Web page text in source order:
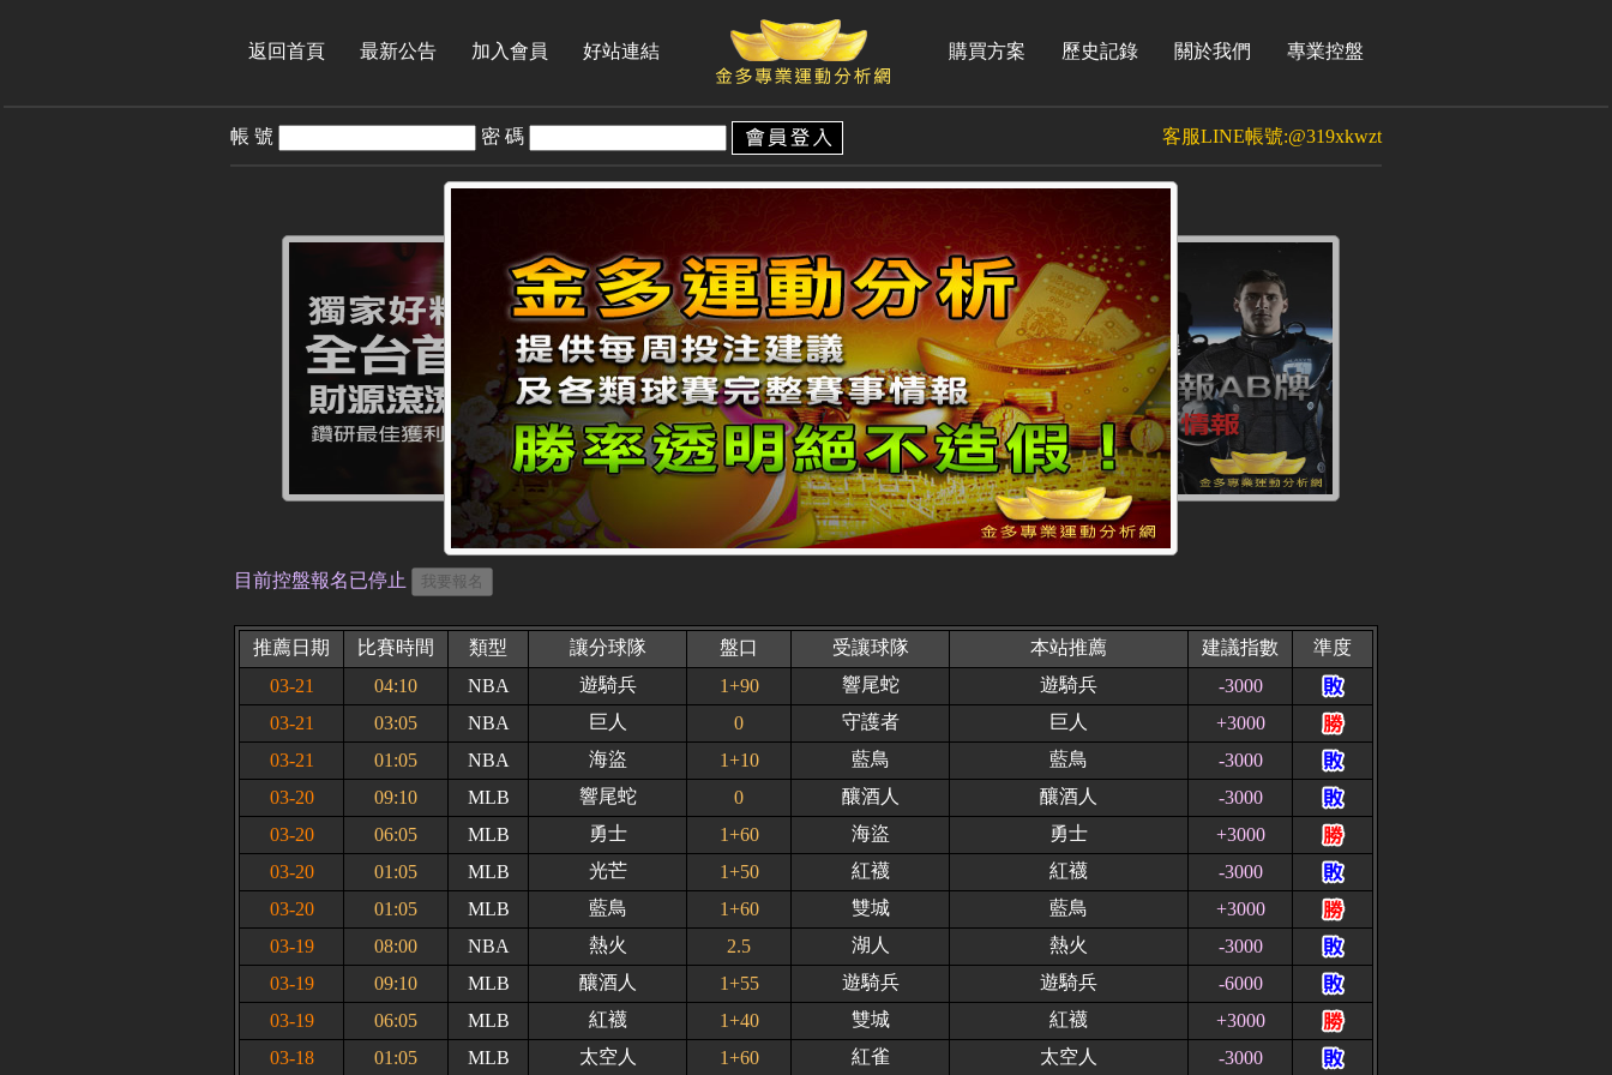
返回首頁 最新公告 加入會員 好站連結 購買方案 歷史記錄 關於我們 專業控盤
帳 號 密 碼 客服LINE帳號:@319xkwzt
目前控盤報名已停止
推薦日期 比賽時間 類型 讓分球隊 盤口 受讓球隊 本站推薦 建議指數
準度
03-21
04:10 NBA 遊騎兵 1+90 響尾蛇 遊騎兵
-3000
03-21
03:05 NBA 巨人 0 守護者 巨人
+3000
03-21
01:05 NBA 海盜 1+10 藍鳥 藍鳥
-3000
03-20
09:10 MLB 響尾蛇 0 釀酒人 釀酒人
-3000
03-20
06:05 MLB 勇士 1+60 海盜 勇士
+3000
03-20
01:05 MLB 光芒 1+50 紅襪 紅襪
-3000
03-20
01:05 MLB 藍鳥 1+60 雙城 藍鳥
+3000
03-19
08:00 NBA 熱火 2.5 湖人 熱火
-3000
03-19
09:10 MLB 釀酒人 1+55 遊騎兵 遊騎兵
-6000
03-19
06:05 MLB 紅襪 1+40 雙城 紅襪
+3000
03-18
01:05 MLB 太空人 1+60 紅雀 太空人 -3000